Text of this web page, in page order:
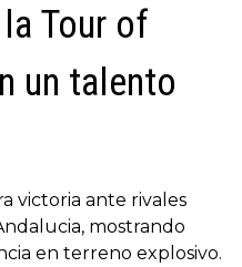
Tour of
un talento
victoria ante rivales
mostrando
en terreno explosivo.